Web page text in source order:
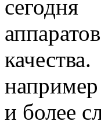
и более